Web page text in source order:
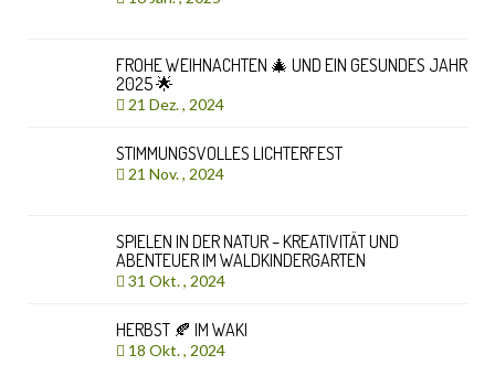
FROHE WEIHNACHTEN 🎄 UND EIN GESUNDES JAHR
2025 🌟
21 Dez. , 2024
STIMMUNGSVOLLES LICHTERFEST
21 Nov. , 2024
SPIELEN IN DER NATUR – KREATIVITÄT UND
ABENTEUER IM WALDKINDERGARTEN
31 Okt. , 2024
HERBST 🍂 IM WAKI
18 Okt. , 2024